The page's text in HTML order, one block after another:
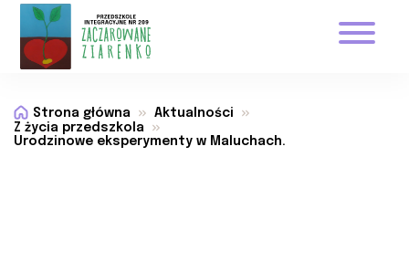
Strona główna
Aktualności
Z życia przedszkola
Urodzinowe eksperymenty w Maluchach.